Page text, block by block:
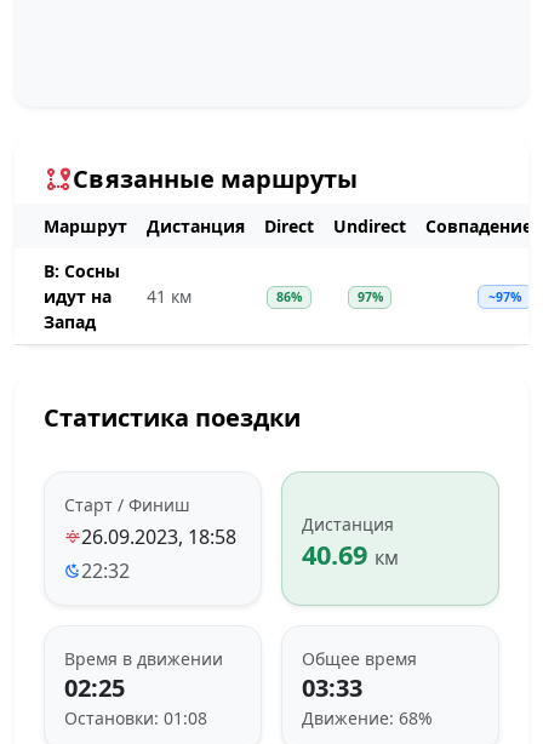
Связанные маршруты
Маршрут Дистанция Direct Undirect
Совпадение
В: Сосны
идут на
Запад
41 км 86% 97% ~97%
Статистика поездки
Старт / Финиш
26.09.2023, 18:58
22:32
Дистанция
40.69 км
Время в движении
02:25
Остановки: 01:08
Общее время
03:33
Движение: 68%